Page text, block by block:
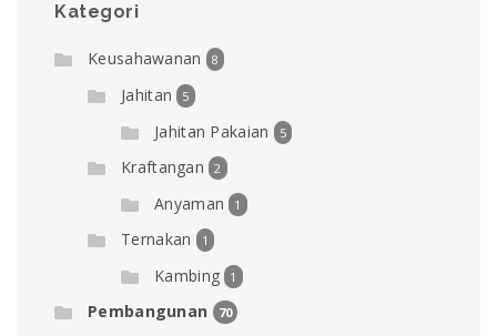
Kategori
Keusahawanan 8
Jahitan 5
Jahitan Pakaian 5
Kraftangan 2
Anyaman 1
Ternakan 1
Kambing 1
Pembangunan 70